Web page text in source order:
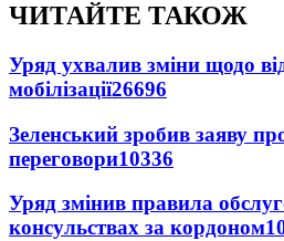
ЧИТАЙТЕ ТАКОЖ
Уряд ухвалив зміни щодо
мобілізації26696
Зеленський зробив заяву
переговори10336
Уряд змінив правила
консульствах за кордоном